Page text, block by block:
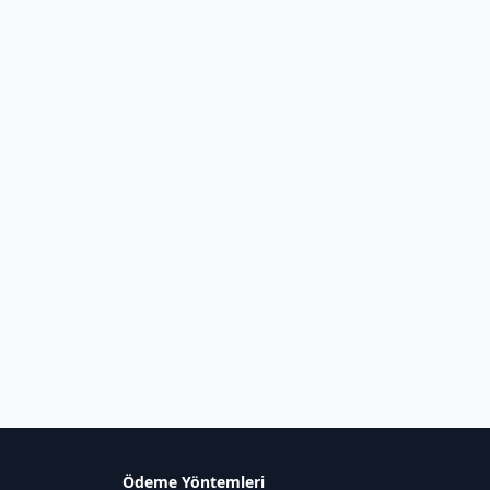
Ödeme Yöntemleri